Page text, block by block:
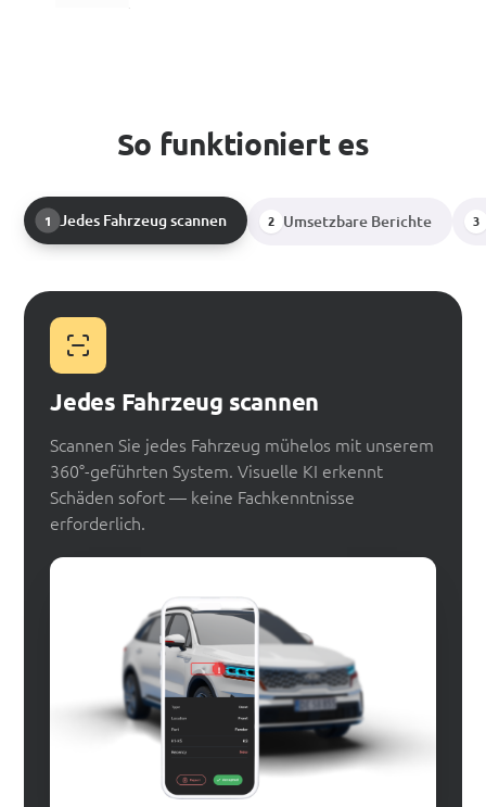
So funktioniert es
1 Jedes Fahrzeug scannen 2 Umsetzbare Berichte 3
Jedes Fahrzeug scannen
Scannen Sie jedes Fahrzeug mühelos mit unserem
360°-geführten System. Visuelle KI erkennt
Schäden sofort — keine Fachkenntnisse
erforderlich.